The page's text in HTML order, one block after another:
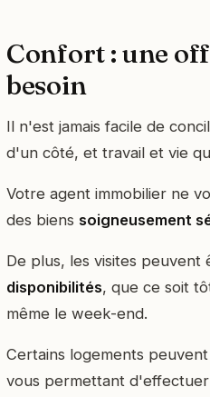
Confort : une
besoin
Il n'est jamais facile de
d'un côté, et travail et vie
Votre agent immobilier ne
des biens soigneusement
De plus, les visites peuvent
disponibilités, que ce soit
même le week-end.
Certains logements
vous permettant